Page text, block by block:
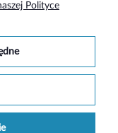
Polityce